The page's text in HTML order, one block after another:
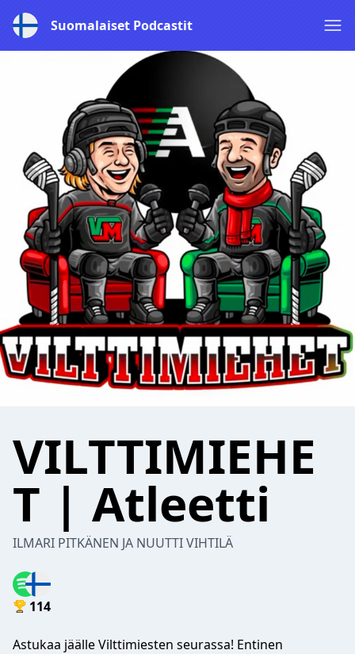
Suomalaiset Podcastit
VILTTIMIEHE
T | Atleetti
ILMARI PITKÄNEN JA NUUTTI VIHTILÄ
114
Astukaa jäälle Vilttimiesten seurassa! Entinen